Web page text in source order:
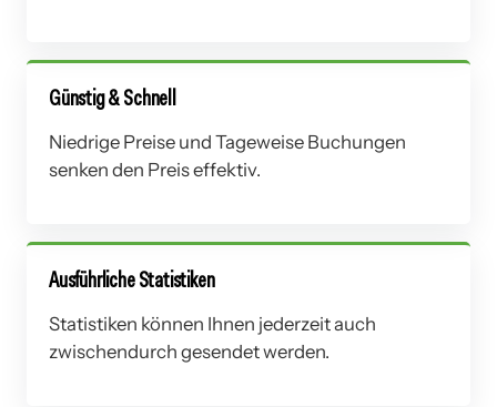
Günstig & Schnell
Niedrige Preise und Tageweise Buchungen
senken den Preis effektiv.
Ausführliche Statistiken
Statistiken können Ihnen jederzeit auch
zwischendurch gesendet werden.